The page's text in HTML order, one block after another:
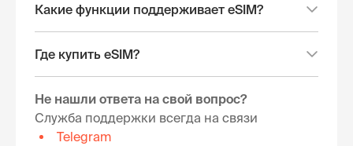
Какие функции поддерживает eSIM?
Где купить eSIM?
Не нашли ответа на свой вопрос?
Служба поддержки всегда на связи
Telegram